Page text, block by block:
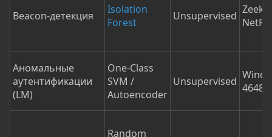
Beacon-детекция
Isolation
Forest
Unsupervised Zeek
Аномальные
аутентификации
(LM)
One-Class
SVM /
Autoencoder
Unsupervised 4648
Random